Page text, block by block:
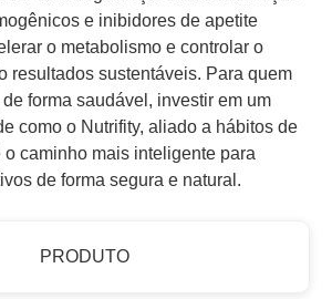
e inibidores de apetite
o metabolismo e controlar o
resultados sustentáveis. Para quem
forma saudável, investir em um
como o Nutrifity, aliado a hábitos de
caminho mais inteligente para
de forma segura e natural.
PRODUTO